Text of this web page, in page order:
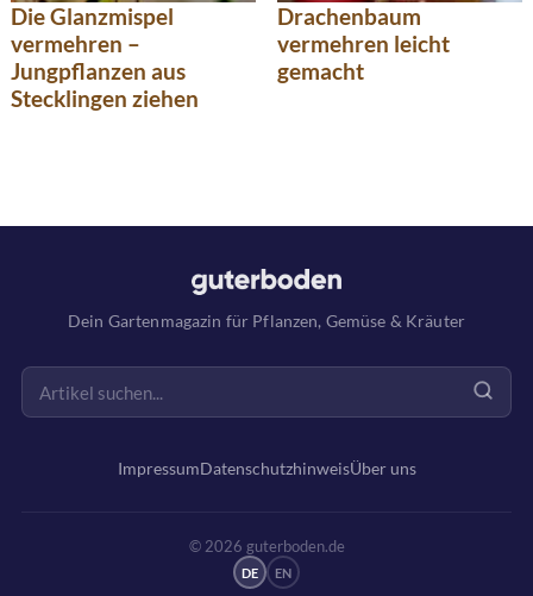
Die Glanzmispel
vermehren –
Jungpflanzen aus
Stecklingen ziehen
Drachenbaum
vermehren leicht
gemacht
Dein Gartenmagazin für Pflanzen, Gemüse & Kräuter
ImpressumDatenschutzhinweisÜber uns
© 2026 guterboden.de
DE EN